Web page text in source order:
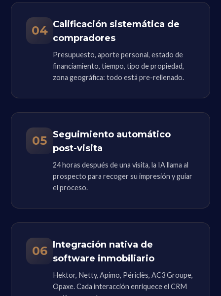
04 Calificación sistemática de
compradores
Presupuesto, aporte personal, estado de
financiamiento, tiempo, tipo de propiedad,
zona geográfica: todo está pre-rellenado.
05 Seguimiento automático
post-visita
24 horas después de una visita, la IA llama al
prospecto para recoger su impresión y guiar
el proceso.
06 Integración nativa de
software inmobiliario
Hektor, Netty, Apimo, Périclès, AC3 Groupe,
Opaxe. Cada interacción enriquece el CRM